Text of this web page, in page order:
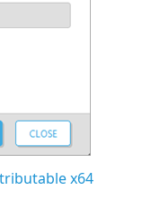
x64